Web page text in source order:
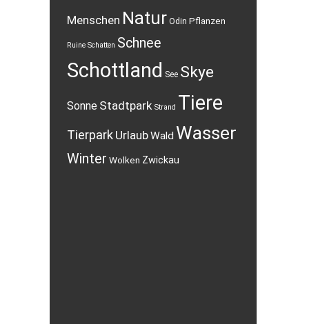
Menschen Natur Odin Pflanzen
Ruine Schatten Schnee
Schottland See Skye
Sonne Stadtpark Strand Tiere
Tierpark UrlaubWald Wasser
Winter Wolken Zwickau